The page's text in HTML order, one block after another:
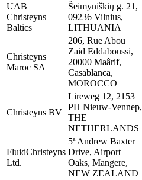
UAB
Christeyns
Baltics
Šeimyniškių g. 21,
09236 Vilnius,
LITHUANIA
Christeyns
Maroc SA
206, Rue Abou
Zaid Eddaboussi,
20000 Maârif,
Casablanca,
MOROCCO
Christeyns BV
Lireweg 12, 2153
PH Nieuw-Vennep,
THE
NETHERLANDS
FluidChristeyns
Ltd.
5ª Andrew Baxter
Drive, Airport
Oaks, Mangere,
NEW ZEALAND